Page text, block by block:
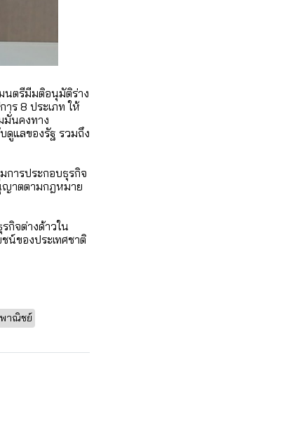
นตรีมีมติอนุมัติร่าง
ร 8 ประเภท ให้
มั่นคงทาง
ดูแลของรัฐ รวมถึง
ารประกอบธุรกิจ
ญาตตามกฎหมาย
กิจต่างด้าวใน
น์ของประเทศชาติ
าณิชย์